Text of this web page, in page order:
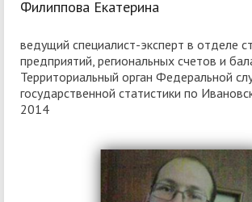
Филиппова Екатерина
ведущий специалист-эксперт в отделе
предприятий, региональных счетов и
Территориальный орган Федеральной
государственной статистики по
2014